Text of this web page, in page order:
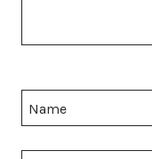
Name